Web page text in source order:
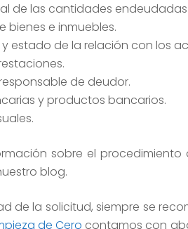
de las cantidades endeudadas.
bienes e inmuebles.
estado de la relación con los
de deudor.
y productos bancarios.
sobre el procedimiento
blog.
de la solicitud, siempre se
de Cero contamos con